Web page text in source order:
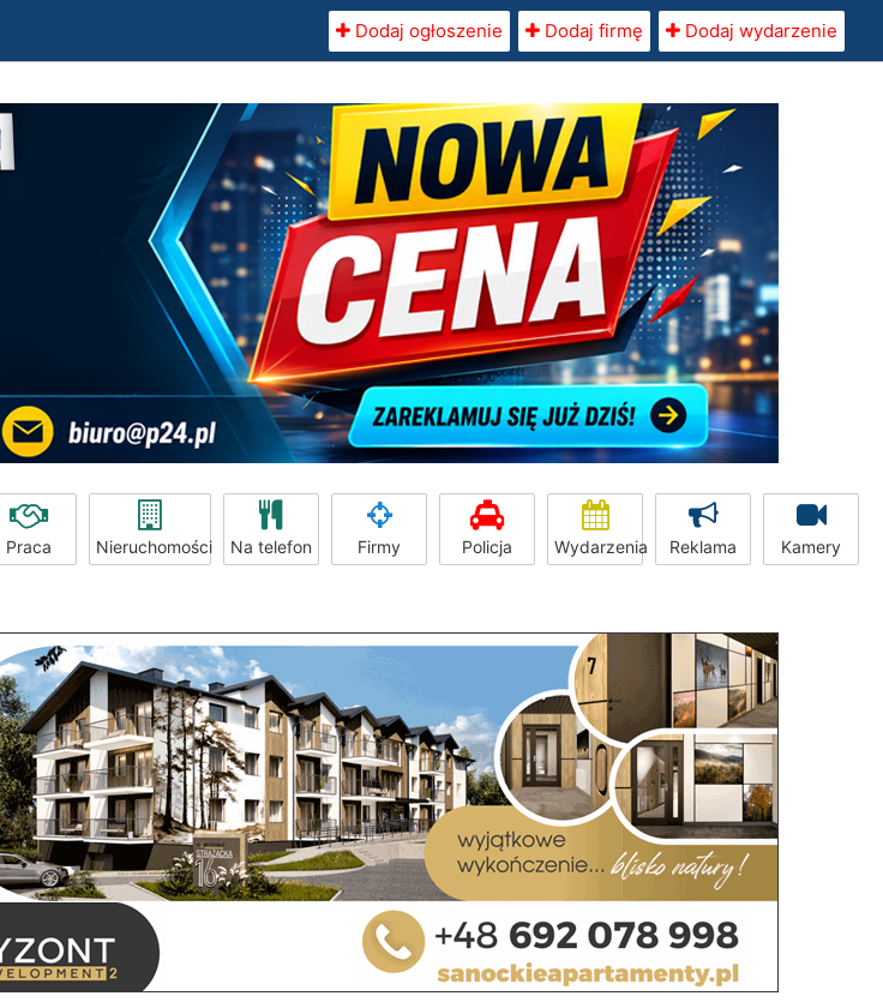
Dodaj ogłoszenie Dodaj firmę Dodaj wydarzenie
Praca Nieruchomości Na telefon Firmy Policja Wydarzenia Reklama Kamery